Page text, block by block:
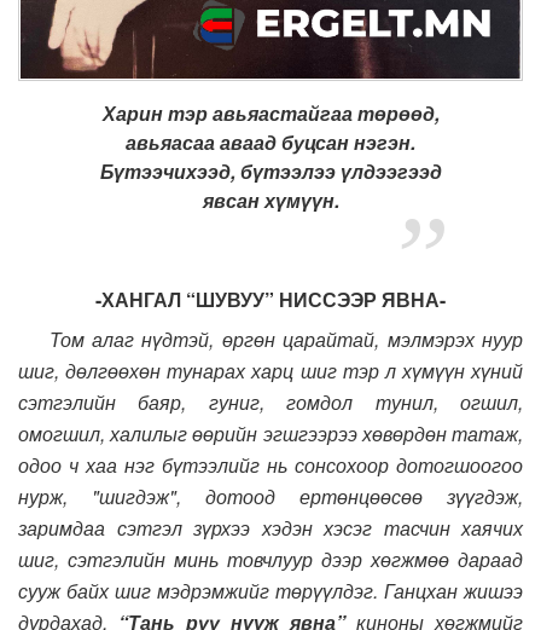
Харин тэр авьяастайгаа төрөөд,
авьяасаа аваад буцсан нэгэн.
Бүтээчихээд, бүтээлээ үлдээгээд
явсан хүмүүн.
-ХАНГАЛ “ШУВУУ” НИССЭЭР ЯВНА-
Том алаг нүдтэй, өргөн царайтай, мэлмэрэх нуур
шиг, дөлгөөхөн тунарах харц шиг тэр л хүмүүн хүний
сэтгэлийн баяр, гуниг, гомдол тунил, огшил,
омогшил, халилыг өөрийн эгшгээрээ хөвөрдөн татаж,
одоо ч хаа нэг бүтээлийг нь сонсохоор дотогшоогоо
нурж, "шигдэж", дотоод ертөнцөөсөө зүүгдэж,
заримдаа сэтгэл зүрхээ хэдэн хэсэг тасчин хаячих
шиг, сэтгэлийн минь товчлуур дээр хөгжмөө дараад
сууж байх шиг мэдрэмжийг төрүүлдэг. Ганцхан жишээ
дурдахад, “Тань руу нүүж явна”киноны хөгжмийг